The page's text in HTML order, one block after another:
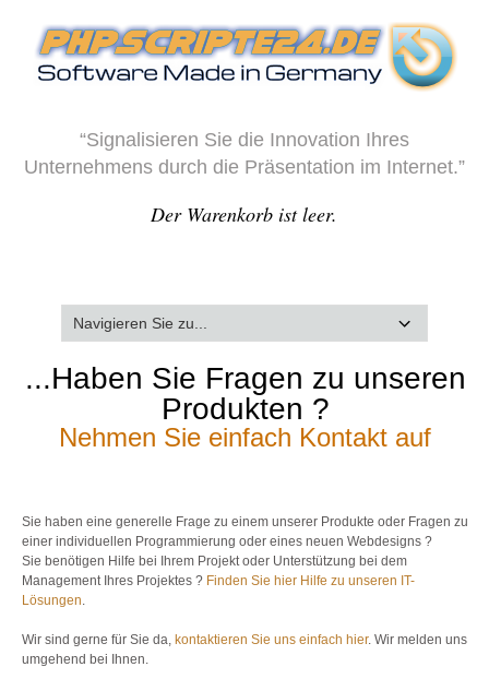
“Signalisieren Sie die Innovation Ihres
Unternehmens durch die Präsentation im Internet.”
Der Warenkorb ist leer.
...Haben Sie Fragen zu unseren
Produkten ?
Nehmen Sie einfach Kontakt auf
Sie haben eine generelle Frage zu einem unserer Produkte oder Fragen zu
einer individuellen Programmierung oder eines neuen Webdesigns ?
Sie benötigen Hilfe bei Ihrem Projekt oder Unterstützung bei dem
Management Ihres Projektes ? Finden Sie hier Hilfe zu unseren IT-
Lösungen.
Wir sind gerne für Sie da, kontaktieren Sie uns einfach hier. Wir melden uns
umgehend bei Ihnen.